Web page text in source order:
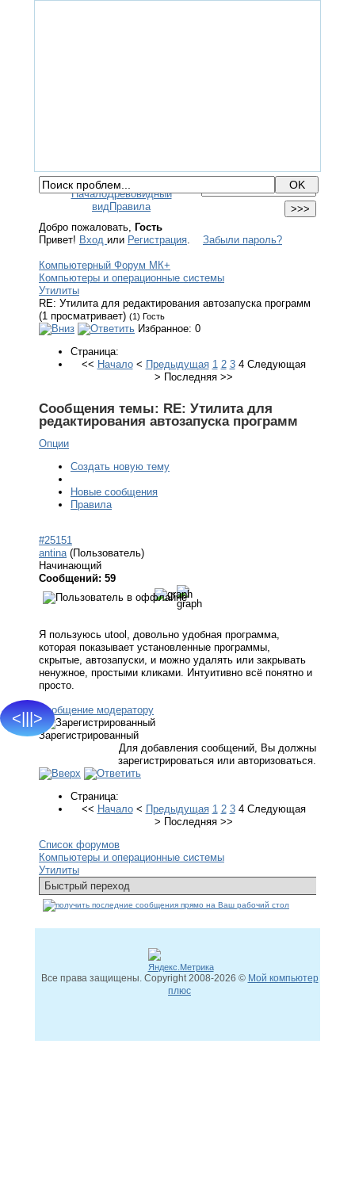
<|||>
НачалоДревовидный
видПравила
Добро пожаловать, Гость
Привет! Вход или Регистрация. Забыли пароль?
Компьютерный Форум МК+
Компьютеры и операционные системы
Утилиты
RE: Утилита для редактирования автозапуска программ
(1 просматривает) (1) Гость
Избранное: 0
Страница:
<< Начало< Предыдущая 1 2 3 4 Следующая
> Последняя>>
Сообщения темы: RE: Утилита для
редактирования автозапуска программ
Опции
Создать новую тему
Новые сообщения
Правила
#25151
antina (Пользователь)
Начинающий
Сообщений: 59
Я пользуюсь utool, довольно удобная программа,
которая показывает установленные программы,
скрытые, автозапуски, и можно удалять или закрывать
ненужное, простыми кликами. Интуитивно всё понятно и
просто.
Сообщение модератору
Зарегистрированный
Для добавления сообщений, Вы должны
зарегистрироваться или авторизоваться.
Страница:
<< Начало< Предыдущая 1 2 3 4 Следующая
> Последняя>>
Список форумов
Компьютеры и операционные системы
Утилиты
Все права защищены. Copyright2008-2026 © Мой компьютер
плюс